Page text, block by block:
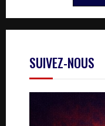
SUIVEZ-NOUS